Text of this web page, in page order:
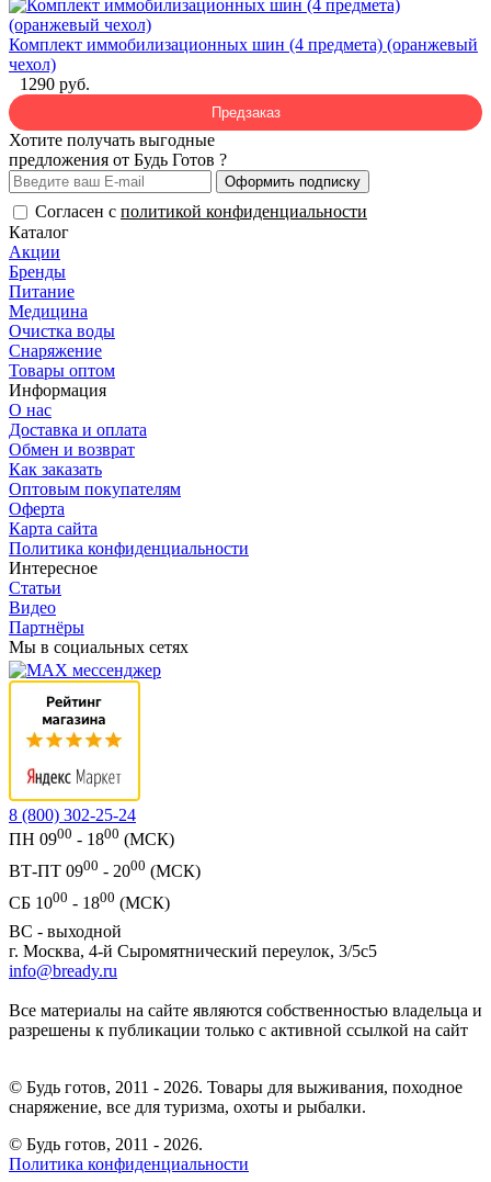
Комплект иммобилизационных шин (4 предмета) (оранжевый
чехол)
1290 руб.
Предзаказ
Хотите получать выгодные
предложения от Будь Готов ?
Оформить подписку
Согласен с политикой конфиденциальности
Каталог
Акции
Бренды
Питание
Медицина
Очистка воды
Снаряжение
Товары оптом
Информация
О нас
Доставка и оплата
Обмен и возврат
Как заказать
Оптовым покупателям
Оферта
Карта сайта
Политика конфиденциальности
Интересное
Статьи
Видео
Партнёры
Мы в социальных сетях
8 (800) 302-25-24
ПН 0900 - 1800 (МСК)
ВТ-ПТ 0900 - 2000 (МСК)
СБ 1000 - 1800 (МСК)
ВС - выходной
г. Москва, 4-й Сыромятнический переулок, 3/5с5
info@bready.ru
Все материалы на сайте являются собственностью владельца и
разрешены к публикации только с активной ссылкой на сайт
© Будь готов, 2011 - 2026. Товары для выживания, походное
снаряжение, все для туризма, охоты и рыбалки.
© Будь готов, 2011 - 2026.
Политика конфиденциальности